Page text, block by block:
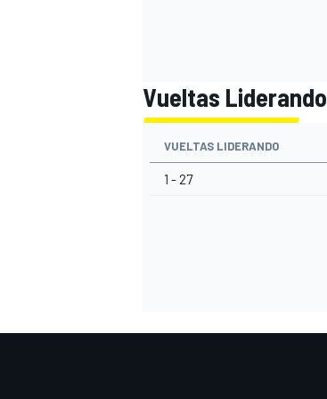
Vueltas Liderando
VUELTAS LIDERANDO
1 - 27